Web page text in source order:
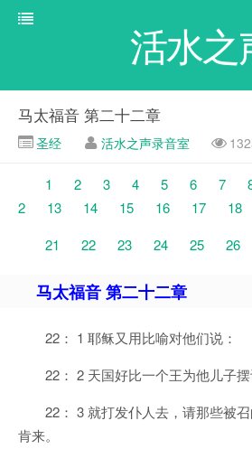
活水之
马太福音 第二十二章
圣经 活水之声录音室
1 2 3 4 5 6 7
2
13 14 15 16 17 18
21
22 23 24 25 26
马太福音 第二十二章
22： 1 耶稣又用比喻对他们说：
22： 2 天国好比一个王为他儿子
22： 3 就打发仆人去，请那些被
肯来。